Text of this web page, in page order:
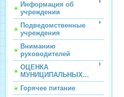
Информация об
учреждении
Подведомственные
учреждения
Вниманию
руководителей
ОЦЕНКА
МУНИЦИПАЛЬНЫХ...
Горячее питание